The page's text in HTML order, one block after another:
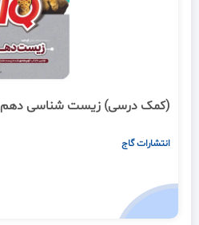
(کمک درسی) زیست شناسی دهم IQ گاج
انتشارات گاج